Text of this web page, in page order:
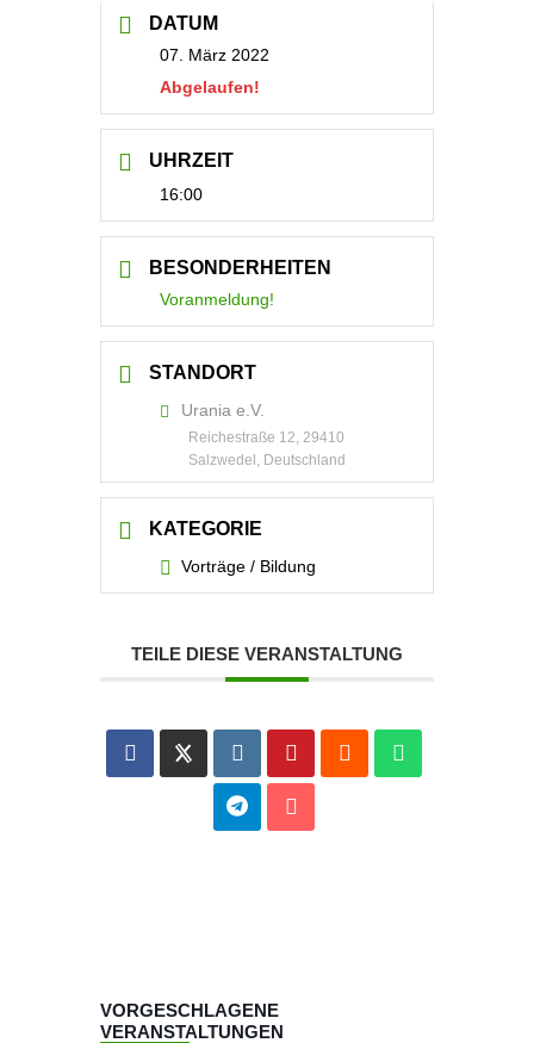
DATUM
07. März 2022
Abgelaufen!
UHRZEIT
16:00
BESONDERHEITEN
Voranmeldung!
STANDORT
Urania e.V.
Reichestraße 12, 29410
Salzwedel, Deutschland
KATEGORIE
Vorträge / Bildung
TEILE DIESE VERANSTALTUNG
VORGESCHLAGENE
VERANSTALTUNGEN